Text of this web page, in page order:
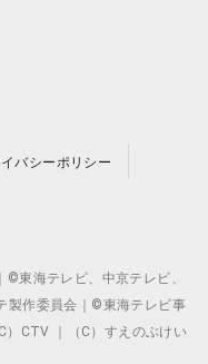
バシーポリシー
東海テレビ、中京テレビ、
製作委員会｜©東海テレビ事
CTV ｜（C）すえのぶけい